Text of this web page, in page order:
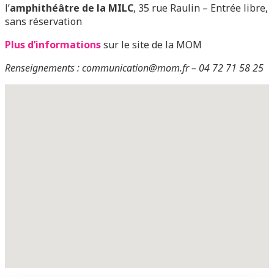
l’amphithéâtre de la MILC, 35 rue Raulin – Entrée libre,
sans réservation
Plus d’informationssur le site de la MOM
Renseignements : communication@mom.fr – 04 72 71 58 25